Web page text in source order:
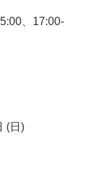
、17:00-
(日)